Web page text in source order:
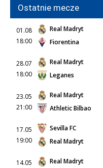
Ostatnie mecze
01.08
18:00
Real Madryt
Fiorentina
28.07
18:00
Real Madryt
Leganes
23.05
21:00
Real Madryt
Athletic Bilbao
17.05
19:00
Sevilla FC
Real Madryt
14.05
Real Madryt